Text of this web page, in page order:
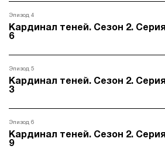
Эпизод 4
Кардинал теней. Сезон 2. Серия
6
Эпизод 5
Кардинал теней. Сезон 2. Серия
3
Эпизод 6
Кардинал теней. Сезон 2. Серия
9